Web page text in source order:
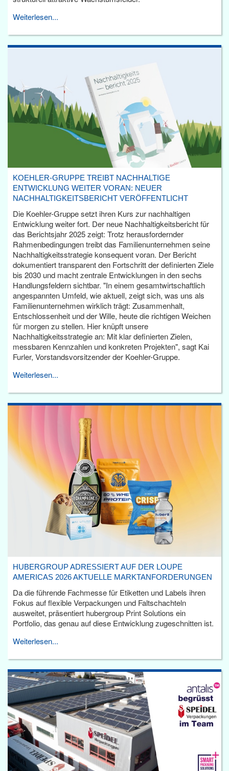
Weiterlesen...
KOEHLER-GRUPPE TREIBT NACHHALTIGE
ENTWICKLUNG WEITER VORAN: NEUER
NACHHALTIGKEITSBERICHT VERÖFFENTLICHT
Die Koehler-Gruppe setzt ihren Kurs zur nachhaltigen
Entwicklung weiter fort. Der neue Nachhaltigkeitsbericht für
das Berichtsjahr 2025 zeigt: Trotz herausfordernder
Rahmenbedingungen treibt das Familienunternehmen seine
Nachhaltigkeitsstrategie konsequent voran. Der Bericht
dokumentiert transparent den Fortschritt der definierten Ziele
bis 2030 und macht zentrale Entwicklungen in den sechs
Handlungsfeldern sichtbar. "In einem gesamtwirtschaftlich
angespannten Umfeld, wie aktuell, zeigt sich, was uns als
Familienunternehmen wirklich trägt: Zusammenhalt,
Entschlossenheit und der Wille, heute die richtigen Weichen
für morgen zu stellen. Hier knüpft unsere
Nachhaltigkeitsstrategie an: Mit klar definierten Zielen,
messbaren Kennzahlen und konkreten Projekten", sagt Kai
Furler, Vorstandsvorsitzender der Koehler-Gruppe.
Weiterlesen...
HUBERGROUP ADRESSIERT AUF DER LOUPE
AMERICAS 2026 AKTUELLE MARKTANFORDERUNGEN
Da die führende Fachmesse für Etiketten und Labels ihren
Fokus auf flexible Verpackungen und Faltschachteln
ausweitet, präsentiert hubergroup Print Solutions ein
Portfolio, das genau auf diese Entwicklung zugeschnitten ist.
Weiterlesen...